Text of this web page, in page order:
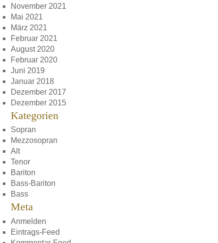
November 2021
Mai 2021
März 2021
Februar 2021
August 2020
Februar 2020
Juni 2019
Januar 2018
Dezember 2017
Dezember 2015
Kategorien
Sopran
Mezzosopran
Alt
Tenor
Bariton
Bass-Bariton
Bass
Meta
Anmelden
Eintrags-Feed